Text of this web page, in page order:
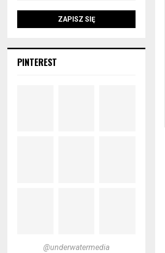
PINTEREST
@underwatermedia